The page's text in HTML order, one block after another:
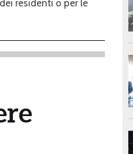
residenti o per le